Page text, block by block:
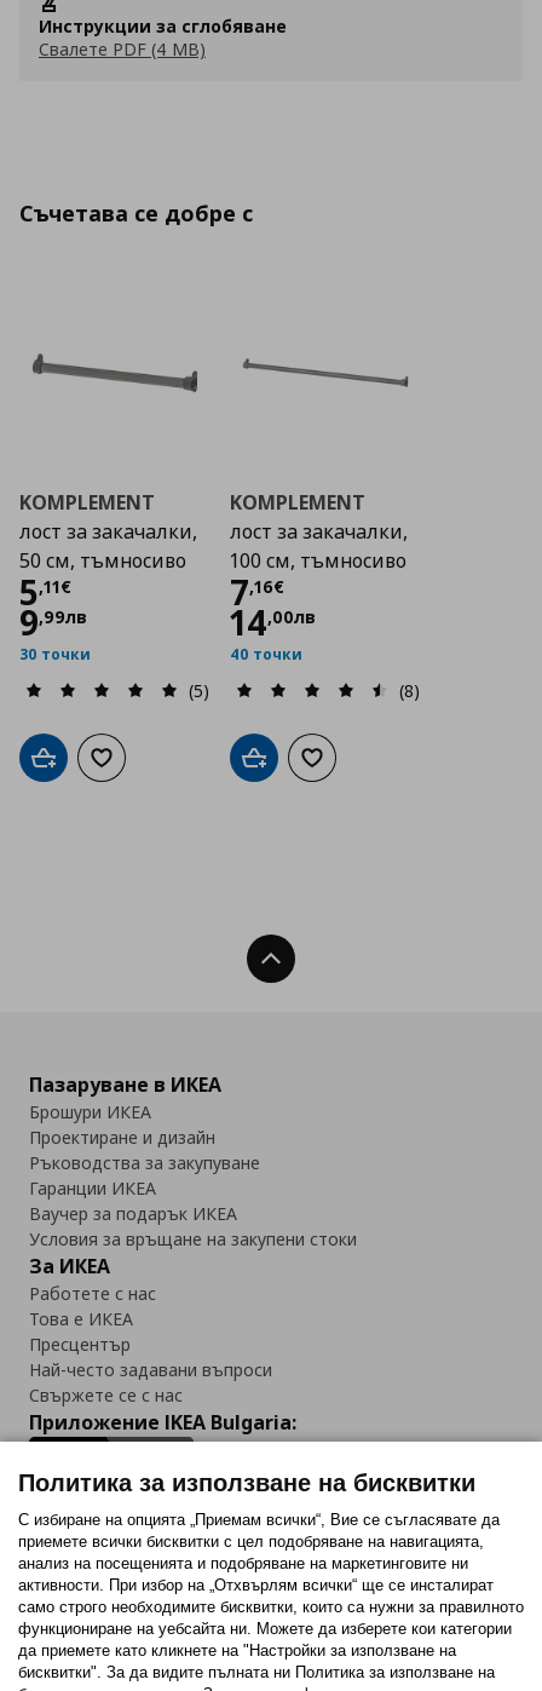
Инструкции за сглобяване
Свалете PDF (4 MB)
Съчетава се добре с
KOMPLEMENT
лост за закачалки,
50 см, тъмносиво
5,11€
Цена
9,99лв
30 точки
(5)
Добави в кошницата
Добави към списъка с любими
KOMPLEMENT
лост за закачалки,
100 см, тъмносиво
7,16€
Цена
14,00лв
40 точки
(8)
Добави в кошницата
Добави към списъка с
Нагоре
Пазаруване в ИКЕА
Брошури ИКЕА
Проектиране и дизайн
Ръководства за закупуване
Гаранции ИКЕА
Ваучер за подарък ИКЕА
Условия за връщане на закупени стоки
За ИКЕА
Работете с нас
Това е ИКЕА
Пресцентър
Най-често задавани въпроси
Свържете се с нас
Приложение IKEA Bulgaria:
Последвайте ни:
FacebookTwitterYoutubePinterestInstagram
Политика за използване на бисквитки
С избиране на опцията „Приемам всички“, Вие се съгласявате да
приемете всички бисквитки с цел подобряване на навигацията,
анализ на посещенията и подобряване на маркетинговите ни
активности. При избор на „Отхвърлям всички“ ще се инсталират
само строго необходимитe бисквитки, които са нужни за правилното
функциониране на уебсайта ни. Можете да изберете кои категории
да приемете като кликнете на "Настройки за използване на
бисквитки". За да видите пълната ни Политика за използване на